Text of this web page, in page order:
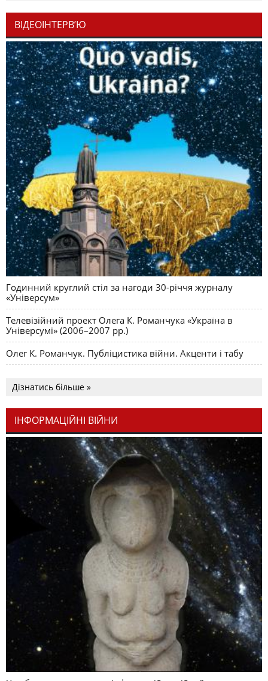
ВІДЕОІНТЕРВ’Ю
Годинний круглий стіл за нагоди 30-річчя журналу
«Універсум»
Телевізійний проект Олега К. Романчука «Україна в
Універсумі» (2006–2007 рр.)
Олег К. Романчук. Публіцистика війни. Акценти і табу
Дізнатись більше »
ІНФОРМАЦІЙНІ ВІЙНИ